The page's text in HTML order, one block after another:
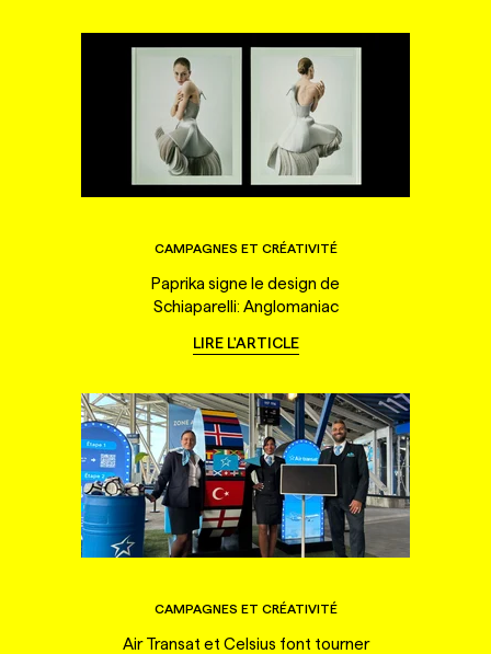
CAMPAGNES ET CRÉATIVITÉ
Paprika signe le design de
Schiaparelli: Anglomaniac
LIRE L'ARTICLE
CAMPAGNES ET CRÉATIVITÉ
Air Transat et Celsius font tourner